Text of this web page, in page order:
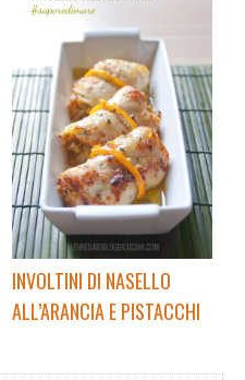
INVOLTINI DI NASELLO
ALL’ARANCIA E PISTACCHI